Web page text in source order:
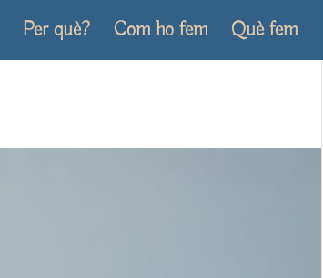
Per què? Com ho fem Què fem